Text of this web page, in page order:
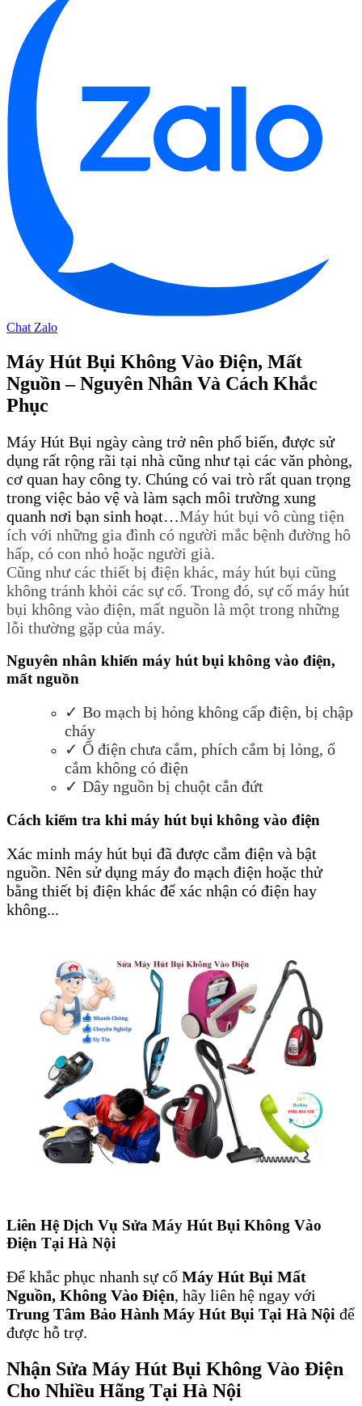
Chat Zalo
Máy Hút Bụi Không Vào Điện, Mất
Nguồn – Nguyên Nhân Và Cách Khắc
Phục
Máy Hút Bụi ngày càng trở nên phổ biến, được sử
dụng rất rộng rãi tại nhà cũng như tại các văn phòng,
cơ quan hay công ty. Chúng có vai trò rất quan trọng
trong việc bảo vệ và làm sạch môi trường xung
quanh nơi bạn sinh hoạt…Máy hút bụi vô cùng tiện
ích với những gia đình có người mắc bệnh đường hô
hấp, có con nhỏ hoặc người già.
Cũng như các thiết bị điện khác, máy hút bụi cũng
không tránh khỏi các sự cố. Trong đó, sự cố máy hút
bụi không vào điện, mất nguồn là một trong những
lỗi thường gặp của máy.
Nguyên nhân khiến máy hút bụi không vào điện,
mất nguồn
✓ Bo mạch bị hỏng không cấp điện, bị chập
cháy
✓ Ổ điện chưa cắm, phích cắm bị lỏng, ổ
cắm không có điện
✓ Dây nguồn bị chuột cắn đứt
Cách kiểm tra khi máy hút bụi không vào điện
Xác minh máy hút bụi đã được cắm điện và bật
nguồn. Nên sử dụng máy đo mạch điện hoặc thử
bằng thiết bị điện khác để xác nhận có điện hay
không...
Liên Hệ Dịch Vụ Sửa Máy Hút Bụi Không Vào
Điện Tại Hà Nội
Để khắc phục nhanh sự cố Máy Hút Bụi Mất
Nguồn, Không Vào Điện, hãy liên hệ ngay với
Trung Tâm Bảo Hành Máy Hút Bụi Tại Hà Nội để
được hỗ trợ.
Nhận Sửa Máy Hút Bụi Không Vào Điện
Cho Nhiều Hãng Tại Hà Nội